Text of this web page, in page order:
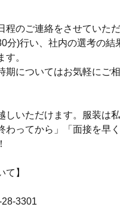
程のご連絡をさせていただ
分)行い、社内の選考の結
す。
期についてはお気軽にご
しいただけます。服装は私
わってから」「面接を早
て】
3301